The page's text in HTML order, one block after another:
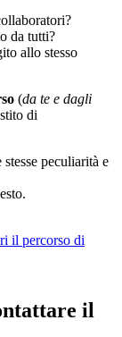
da tutti?
allo stesso
(da te e dagli
di
peculiarità e
il percorso di
il